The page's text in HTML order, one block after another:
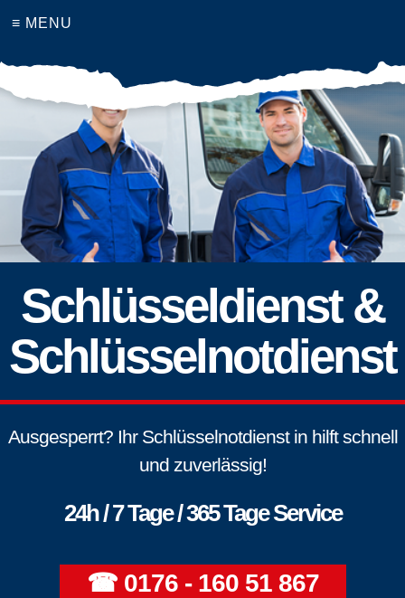
≡ MENU
Schlüsseldienst &
Schlüsselnotdienst
Ausgesperrt? Ihr Schlüsselnotdienst in hilft schnell
und zuverlässig!
24h / 7 Tage / 365 Tage Service
☎ 0176 - 160 51 867